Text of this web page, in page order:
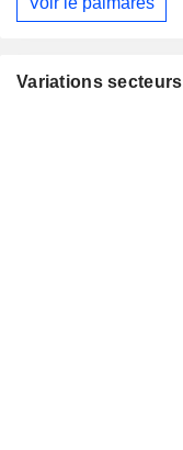
Variations secteurs